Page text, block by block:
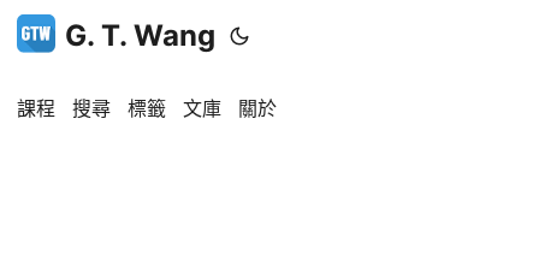
G. T. Wang
課程 搜尋 標籤 文庫 關於